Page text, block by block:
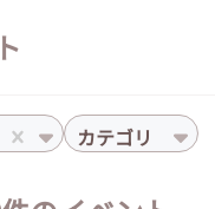
カテゴリ